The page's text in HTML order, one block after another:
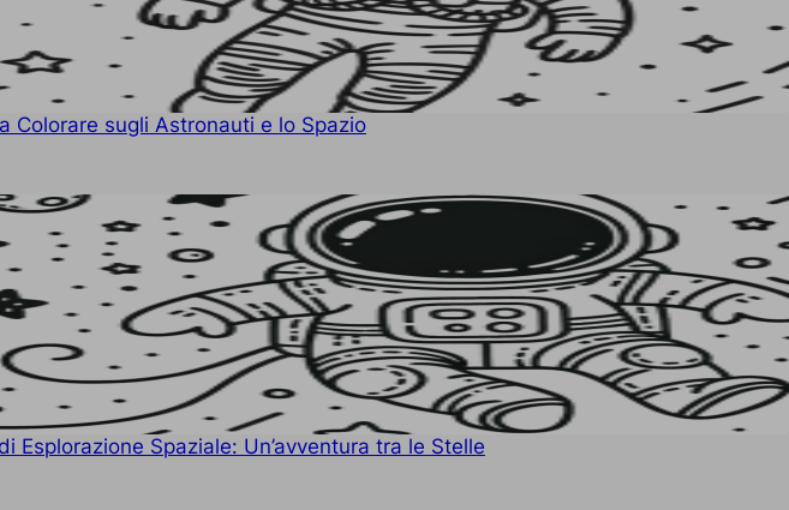
Colorare sugli Astronauti e lo Spazio
Esplorazione Spaziale: Un’avventura tra le Stelle